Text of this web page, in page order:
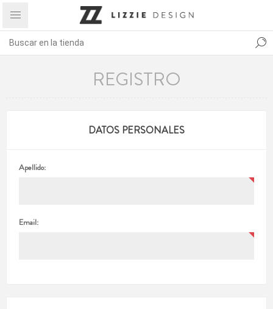
REGISTRO
DATOS PERSONALES
Apellido:
Email: